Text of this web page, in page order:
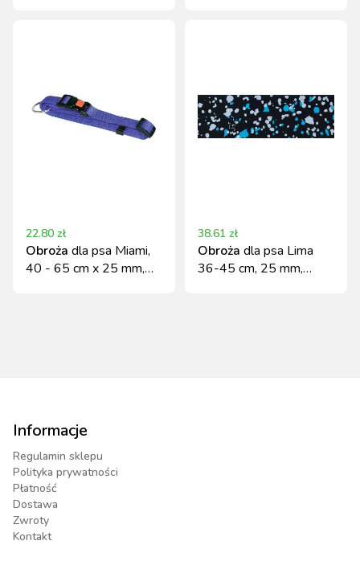
22.80 zł
Obroża dla psa Miami,
40 - 65 cm x 25 mm,
38.61 zł
Obroża dla psa Lima
36-45 cm, 25 mm,
Informacje
Regulamin sklepu
Polityka prywatności
Płatność
Dostawa
Zwroty
Kontakt